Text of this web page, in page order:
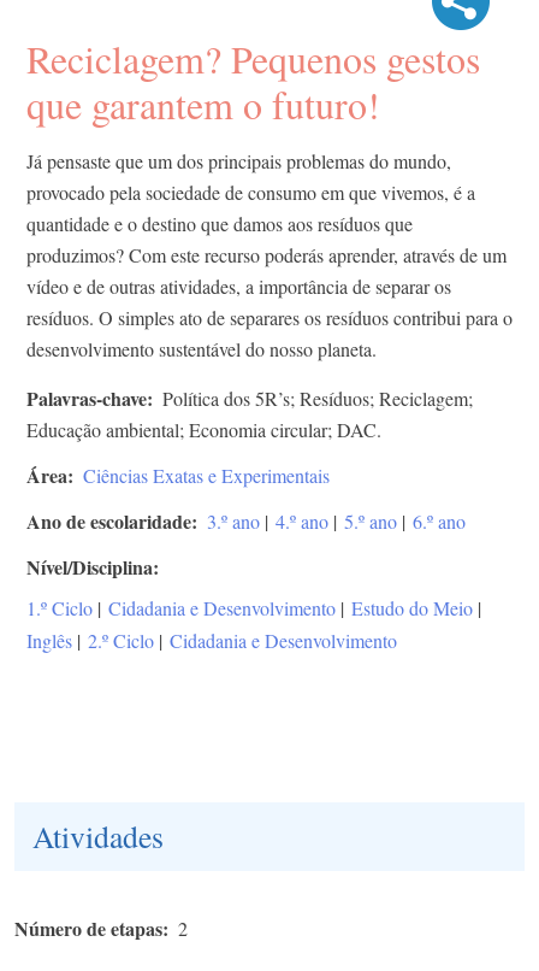
Reciclagem? Pequenos gestos
que garantem o futuro!
Já pensaste que um dos principais problemas do mundo,
provocado pela sociedade de consumo em que vivemos, é a
quantidade e o destino que damos aos resíduos que
produzimos? Com este recurso poderás aprender, através de um
vídeo e de outras atividades, a importância de separar os
resíduos. O simples ato de separares os resíduos contribui para o
desenvolvimento sustentável do nosso planeta.
Palavras-chave
Política dos 5R’s; Resíduos; Reciclagem;
Educação ambiental; Economia circular; DAC.
Área Ciências Exatas e Experimentais
Ano de escolaridade 3.º ano | 4.º ano | 5.º ano | 6.º ano
Nível/Disciplina
1.º Ciclo | Cidadania e Desenvolvimento | Estudo do Meio |
Inglês | 2.º Ciclo | Cidadania e Desenvolvimento
Atividades
Número de etapas 2